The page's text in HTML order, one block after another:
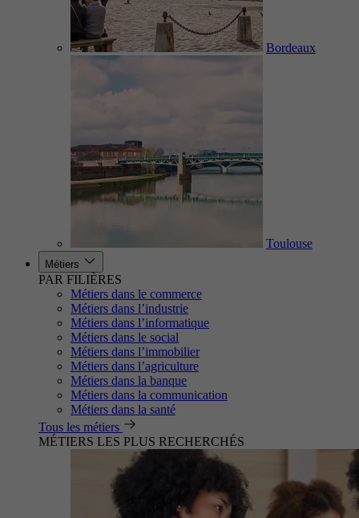
Bordeaux
Toulouse
Métiers
PAR FILIÈRES
Métiers dans le commerce
Métiers dans l’industrie
Métiers dans l’informatique
Métiers dans le social
Métiers dans l’immobilier
Métiers dans l’agriculture
Métiers dans la banque
Métiers dans la communication
Métiers dans la santé
Tous les métiers
MÉTIERS LES PLUS RECHERCHÉS